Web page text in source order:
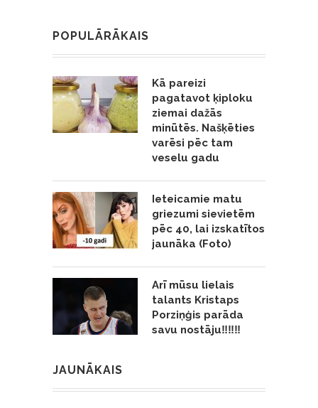
POPULĀRĀKAIS
Kā pareizi
pagatavot ķiploku
ziemai dažās
minūtēs. Našķēties
varēsi pēc tam
veselu gadu
Ieteicamie matu
griezumi sievietēm
pēc 40, lai izskatītos
jaunāka (Foto)
Arī mūsu lielais
talants Kristaps
Porziņģis parāda
savu nostāju‼️‼️‼️
JAUNĀKAIS